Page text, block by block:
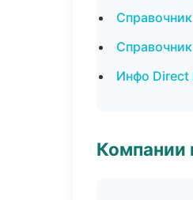
Инфо Direct
Компании